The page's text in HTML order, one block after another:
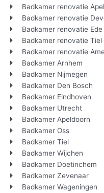
Badkamer renovatie
Badkamer renovatie
Badkamer renovatie Ede
Badkamer renovatie Tiel
Badkamer renovatie
Badkamer Arnhem
Badkamer Nijmegen
Badkamer Den Bosch
Badkamer Eindhoven
Badkamer Utrecht
Badkamer Apeldoorn
Badkamer Oss
Badkamer Tiel
Badkamer Wijchen
Badkamer Doetinchem
Badkamer Zevenaar
Badkamer Wageningen